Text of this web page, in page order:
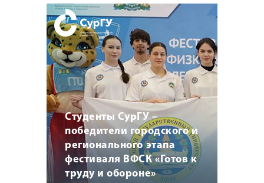
Студенты СурГУ –
победители городского и
регионального этапа
фестиваля ВФСК «Готов к
труду и обороне»